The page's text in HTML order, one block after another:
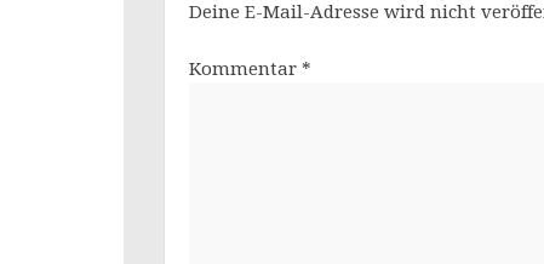
Deine E-Mail-Adresse wird nicht
Kommentar *